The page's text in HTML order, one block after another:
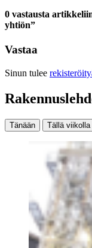
0 vastausta
yhtiön”
Vastaa
Sinun tulee
Tänään Tällä viikolla